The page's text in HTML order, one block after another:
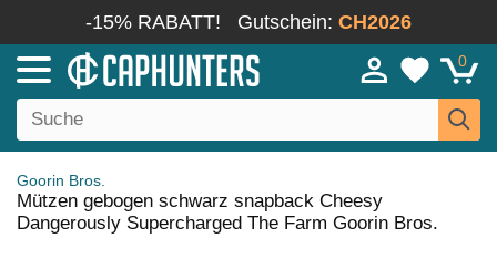
-15% RABATT! Gutschein: CH2026
0
Goorin Bros.
Mützen gebogen schwarz snapback Cheesy
Dangerously Supercharged The Farm Goorin Bros.